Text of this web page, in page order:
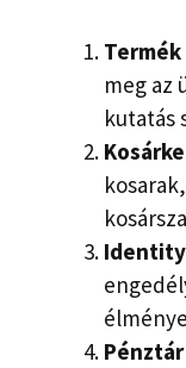
meg az
kutatás
Pénztár